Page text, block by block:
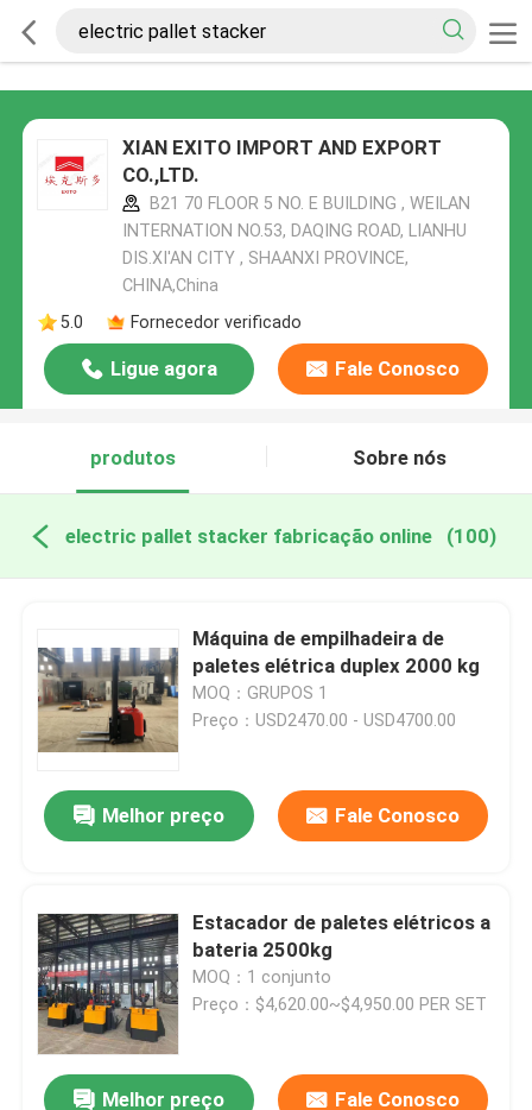
XIAN EXITO IMPORT AND EXPORT
CO.,LTD.
B21 70 FLOOR 5 NO. E BUILDING , WEILAN
INTERNATION NO.53, DAQING ROAD, LIANHU
DIS.XI'AN CITY , SHAANXI PROVINCE,
CHINA,China
5.0
Fornecedor verificado
Ligue agora Fale Conosco
produtos Sobre nós
electric pallet stacker fabricação online (100)
Máquina de empilhadeira de
paletes elétrica duplex 2000 kg
MOQ：GRUPOS 1
Preço：USD2470.00 - USD4700.00
Melhor preço Fale Conosco
Estacador de paletes elétricos a
bateria 2500kg
MOQ：1 conjunto
Preço：$4,620.00~$4,950.00 PER SET
Melhor preço Fale Conosco